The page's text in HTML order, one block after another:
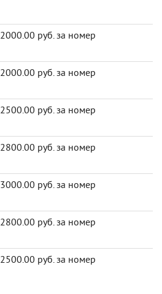
2000.00 руб. за номер
2000.00 руб. за номер
2500.00 руб. за номер
2800.00 руб. за номер
3000.00 руб. за номер
2800.00 руб. за номер
2500.00 руб. за номер